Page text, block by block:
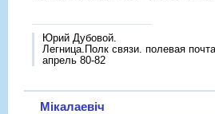
Юрий Дубовой.
Легница.Полк связи. полевая
апрель 80-82
Мікалаевіч